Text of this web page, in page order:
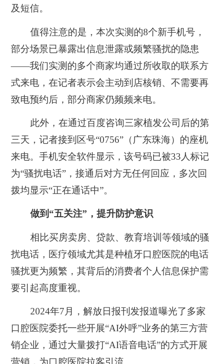
及短信。
值得注意的是，本次实测的8个新手机号，
部分场景已暴露出信息泄露或频繁骚扰的隐患
——我们实测的多个商家均通过所收取的联系方
式来电，在记者表示会主动到店核销、不需要再
致电预约后，部分商家仍频频来电。
此外，在通过百度咨询三家植发公司后的第
三天，记者接到区号“0756”（广东珠海）的座机
来电。手机安全软件显示，该号码已被33人标记
为“骚扰电话”，接通后对方无任何回应，多次回
拨均显示“正在通话中”。
做到“五关注”，提升防护意识
相比买房卖房、贷款、教育培训等领域的骚
扰电话，医疗领域尤其是种植牙口腔医院的电话
骚扰更为频繁，其背后的消费者个人信息保护需
要引起高度重视。
2024年7月，解放日报刊发报道曝光了多家
口腔医院委托一些开展“AI外呼”业务的第三方营
销企业，通过大量拨打“AI语音电话”的方式开展
营销，为口腔医院拉客引流。